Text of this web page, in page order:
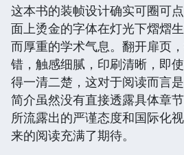
这本书的装帧设计确实可圈可
面上烫金的字体在灯光下熠熠
而厚重的学术气息。翻开扉页
错，触感细腻，印刷清晰，即
得一清二楚，这对于阅读而言
简介虽然没有直接透露具体章
所流露出的严谨态度和国际化
来的阅读充满了期待。